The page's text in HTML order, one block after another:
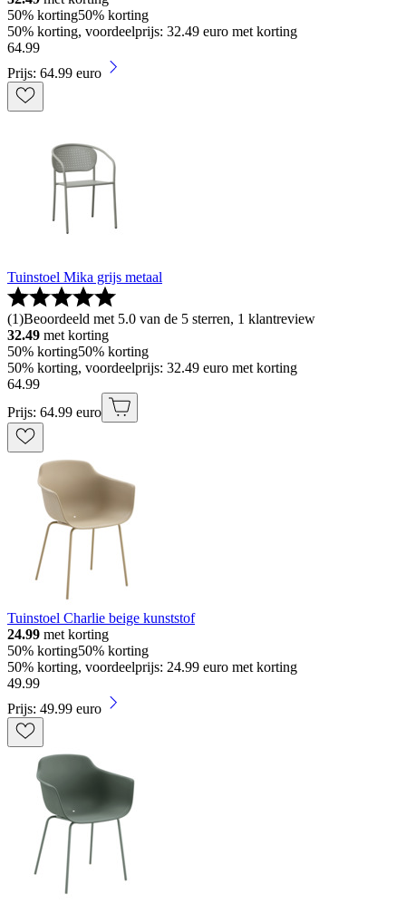
50% korting50% korting
50% korting, voordeelprijs: 32.49 euro met korting
64.99
Prijs: 64.99 euro
Tuinstoel Mika grijs metaal
(1)Beoordeeld met 5.0 van de 5 sterren, 1 klantreview
32.49 met korting
50% korting50% korting
50% korting, voordeelprijs: 32.49 euro met korting
64.99
Prijs: 64.99 euro
Tuinstoel Charlie beige kunststof
24.99 met korting
50% korting50% korting
50% korting, voordeelprijs: 24.99 euro met korting
49.99
Prijs: 49.99 euro